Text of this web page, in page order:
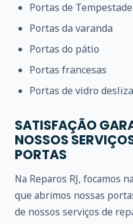
Portas de Tempestade
Portas da varanda
Portas do pátio
Portas francesas
Portas de vidro
SATISFAÇÃO
NOSSOS
PORTAS
Na Reparos RJ, focamos
que abrimos nossas
de nossos serviços de